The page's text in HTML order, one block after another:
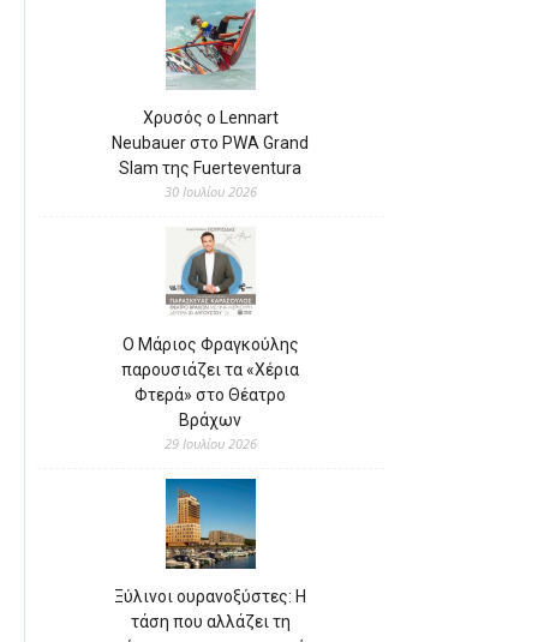
Χρυσός ο Lennart
Neubauer στο PWA Grand
Slam της Fuerteventura
30 Ιουλίου 2026
Ο Μάριος Φραγκούλης
παρουσιάζει τα «Χέρια
Φτερά» στο Θέατρο
Βράχων
29 Ιουλίου 2026
Ξύλινοι ουρανοξύστες: Η
τάση που αλλάζει τη